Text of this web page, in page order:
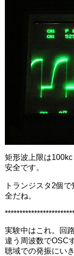
矩形波上限は
安全です。
トランジスタ2個
全だね。
実験中はこれ。回
違う周波数でOSC
聴域での発振にい